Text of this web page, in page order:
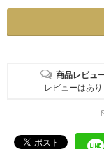
商品レビュ
レビューはあ